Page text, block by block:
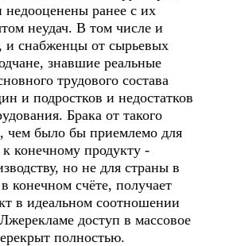
ранее с их
неудач. В том числе и
и снабженцы от сырьевых
знавшие реальные
трудового состава
и подростков и недостатков
Брака от такого
чем было бы приемлемо для
конечному продукту -
но не для страны в
конечном счёте, получает
в идеальном соотношении
доступ в массовое
полностью.